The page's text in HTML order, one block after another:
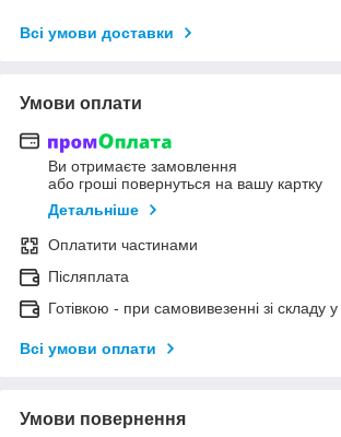
Всі умови доставки
Умови оплати
Ви отримаєте замовлення
або гроші повернуться на вашу картку
Детальніше
Оплатити частинами
Післяплата
Готівкою - при самовивезенні зі складу у
Всі умови оплати
Умови повернення